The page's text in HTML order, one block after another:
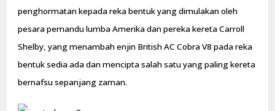
penghormatan kepada reka bentuk yang dimulakan oleh
pesara pemandu lumba Amerika dan pereka kereta Carroll
Shelby, yang menambah enjin British AC Cobra V8 pada reka
bentuk sedia ada dan mencipta salah satu yang paling kereta
bernafsu sepanjang zaman.